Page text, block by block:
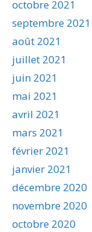
octobre 2021
septembre 2021
août 2021
juillet 2021
juin 2021
mai 2021
avril 2021
mars 2021
février 2021
janvier 2021
décembre 2020
novembre 2020
octobre 2020